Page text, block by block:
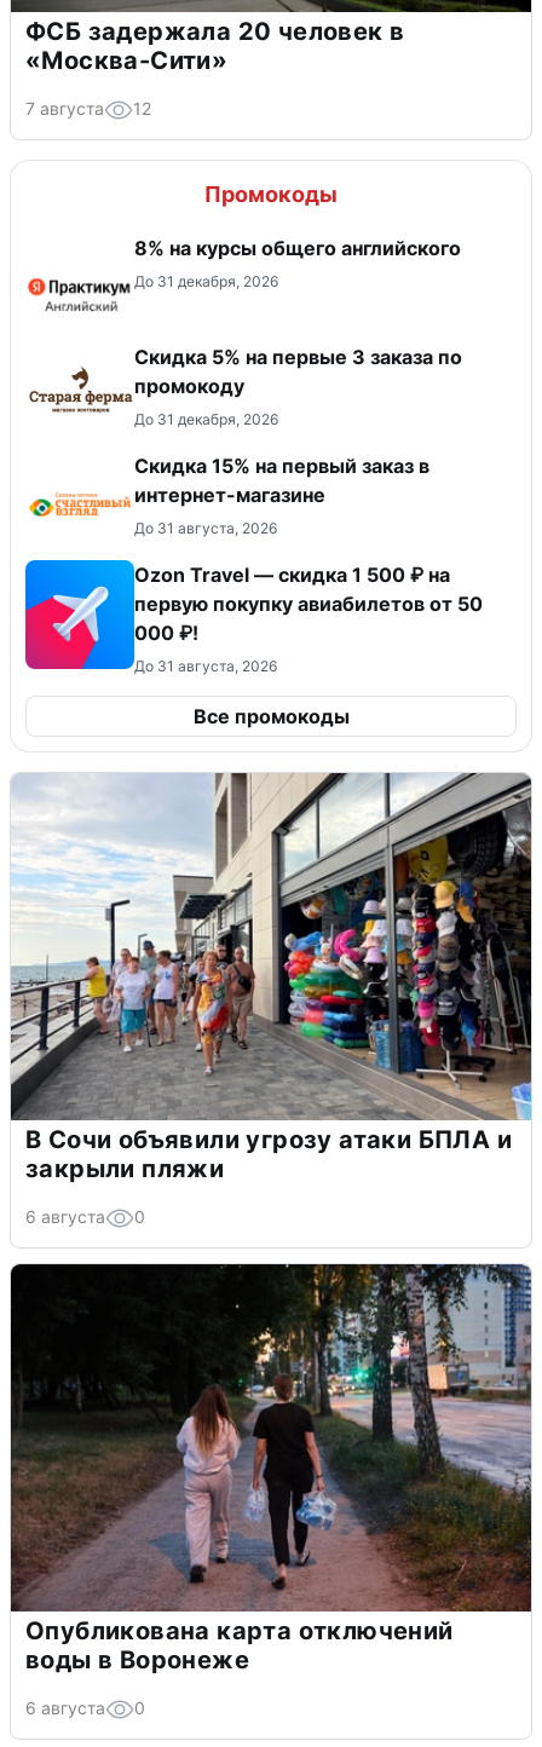
ФСБ задержала 20 человек в
«Москва-Сити»
7 августа 12
Промокоды
8% на курсы общего английского
До 31 декабря, 2026
Скидка 5% на первые 3 заказа по
промокоду
До 31 декабря, 2026
Скидка 15% на первый заказ в
интернет-магазине
До 31 августа, 2026
Ozon Travel — скидка 1 500 ₽ на
первую покупку авиабилетов от 50
000 ₽!
До 31 августа, 2026
Все промокоды
В Сочи объявили угрозу атаки БПЛА и
закрыли пляжи
6 августа 0
Опубликована карта отключений
воды в Воронеже
6 августа 0